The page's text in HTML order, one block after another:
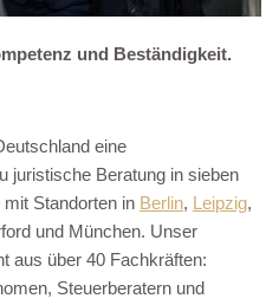
und Beständigkeit.
eine
juristische Beratung in sieben
Standorten in Berlin, Leipzig,
und München. Unser
aus über 40 Fachkräften:
Steuerberatern und